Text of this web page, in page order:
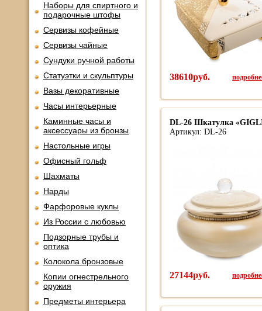
Наборы для спиртного и
подарочные штофы
Сервизы кофейные
Сервизы чайные
Сундуки ручной работы
Статуэтки и скульптуры
Вазы декоративные
Часы интерьерные
Каминные часы и
аксессуары из бронзы
Настольные игры
Офисный гольф
Шахматы
Нарды
Фарфоровые куклы
Из России с любовью
Подзорные трубы и
оптика
Колокола бронзовые
Копии огнестрельного
оружия
Предметы интерьера
38610руб.
DL-26 Шкатулка
Артикул: DL-26
27144руб.